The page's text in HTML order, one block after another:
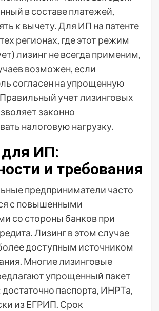
в составе платежей,
к вычету. Для ИП на патенте
регионах, где этот режим
лизинг не всегда применим,
возможен, если
согласен на упрощенную
учет лизинговых
законно
налоговую нагрузку.
ИП:
и требования
предприниматели часто
с повышенными
со стороны банков при
Лизинг в этом случае
доступным источником
Многие лизинговые
упрощенный пакет
паспорта, ИНРТа,
из ЕГРИП. Срок